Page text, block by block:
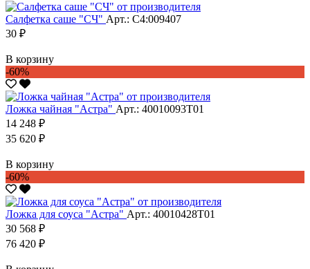
Салфетка саше "CЧ" Арт.: С4:009407
30 ₽
В корзину
-60%
Ложка чайная "Астра" Арт.: 40010093Т01
14 248 ₽
35 620 ₽
В корзину
-60%
Ложка для соуса "Астра" Арт.: 40010428Т01
30 568 ₽
76 420 ₽